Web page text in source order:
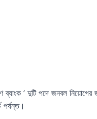
ব্যাংক ’ দুটি পদে জনবল
পর্যন্ত।